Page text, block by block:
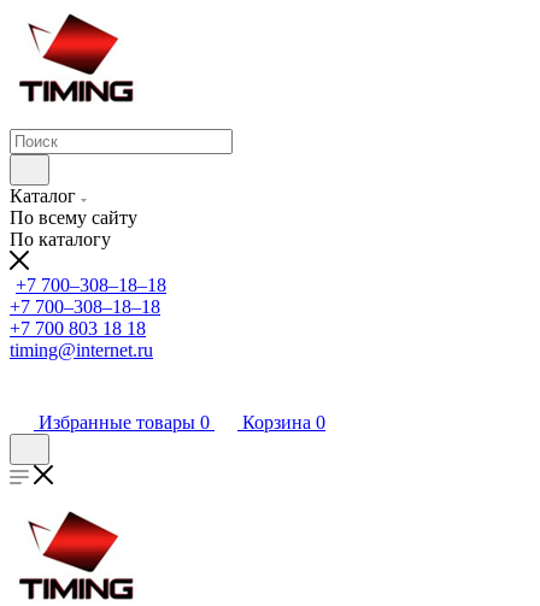
Каталог
По всему сайту
По каталогу
+7 700‒308‒18‒18
+7 700‒308‒18‒18
+7 700 803 18 18
timing@internet.ru
Избранные товары 0 Корзина 0